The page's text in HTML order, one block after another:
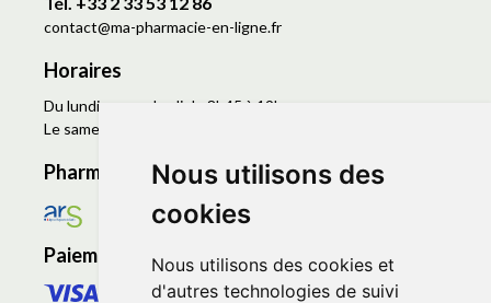
Nous utilisons des
cookies
Nous utilisons des cookies et
d'autres technologies de suivi
contact@ma-pharmacie-en-ligne.fr
Horaires
Du lundi au vendredi de 8h45 à 19h
Le samedi de 9h à 19h
Pharmacie en ligne agréée
Paiement sécurisé